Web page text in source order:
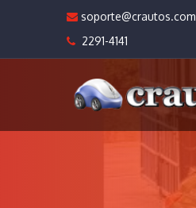
soporte@crautos.com
2291-4141